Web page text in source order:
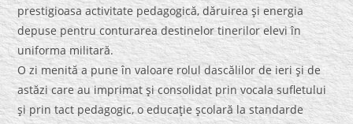
prestigioasa activitate pedagogică, dăruirea şi energia
depuse pentru conturarea destinelor tinerilor elevi în
uniforma militară.
O zi menită a pune în valoare rolul dascălilor de ieri şi de
astăzi care au imprimat şi consolidat prin vocala sufletului
şi prin tact pedagogic, o educaţie şcolară la standarde